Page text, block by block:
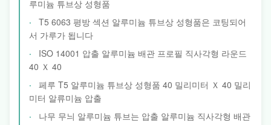
루미늄 튜브상 성형품
T5 6063 평방 섹션 알루미늄 튜브상 성형품은 코팅되어
서 가루가 됩니다
ISO 14001 압출 알루미늄 배관 프로필 직사각형 라운드
40 Ｘ 40
페루 T5 알루미늄 튜브상 성형품 40 밀리미터 Ｘ 40 밀리
미터 알류미늄 압출
나무 무늬 알루미늄 튜브는 압출 알루미늄 직사각형 배관